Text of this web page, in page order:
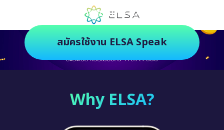
ตัวช่วยฝึกภาษายุคใหม่ ฝึกสนุกยิ่งกว่า
สมัครใช้งาน ELSA Speak
Why ELSA?